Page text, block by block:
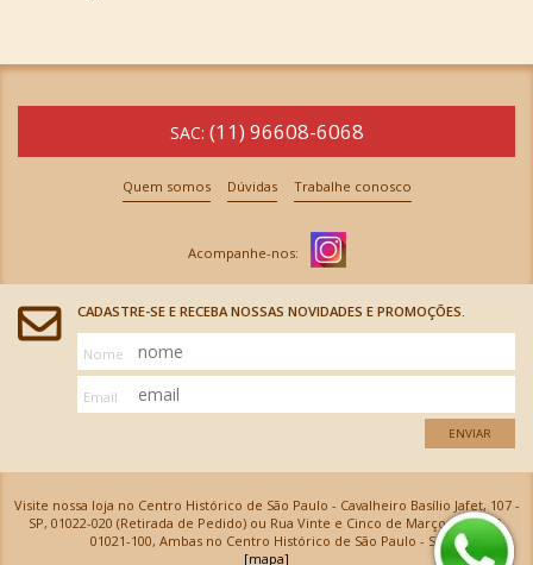
SAC: (11) 96608-6068
Quem somos Dúvidas Trabalhe conosco
CADASTRE-SE E RECEBA NOSSAS NOVIDADES E PROMOÇÕES.
Nome
Email
ENVIAR
Visite nossa loja no Centro Histórico de São Paulo - Cavalheiro Basílio Jafet, 107 -
SP, 01022-020 (Retirada de Pedido) ou Rua Vinte e Cinco de Março, 576 - SP,
01021-100, Ambas no Centro Histórico de São Paulo - SP
[mapa]